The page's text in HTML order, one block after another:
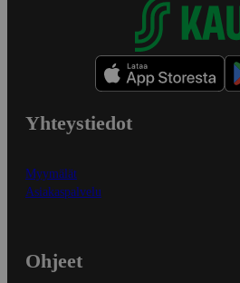
Yhteystiedot
Myymälät
Asiakaspalvelu
Ohjeet